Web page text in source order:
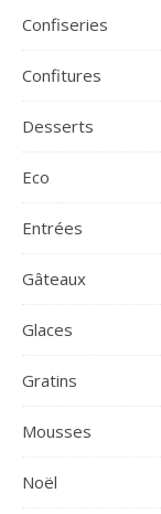
Confiseries
Confitures
Desserts
Eco
Entrées
Gâteaux
Glaces
Gratins
Mousses
Noël